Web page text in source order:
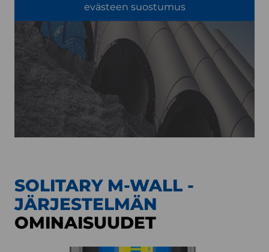
evästeen suostumus
SOLITARY M-WALL -
JÄRJESTELMÄN
OMINAISUUDET